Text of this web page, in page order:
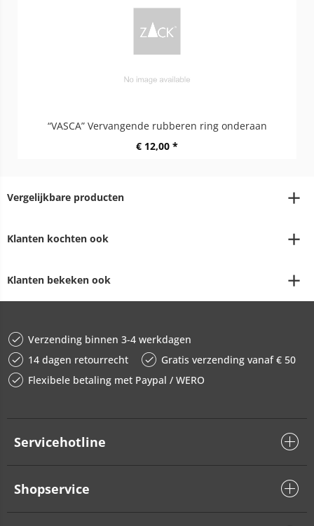
“VASCA” Vervangende rubberen ring onderaan
€ 12,00 *
Vergelijkbare producten
Klanten kochten ook
Klanten bekeken ook
Verzending binnen 3-4 werkdagen
14 dagen retourrecht
Gratis verzending vanaf € 50
Flexibele betaling met Paypal / WERO
Servicehotline
Shopservice